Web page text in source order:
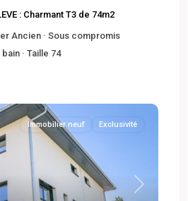
: Charmant T3 de 74m2
Ancien · Sous compromis
bain · Taille 74
Next
Immobilier neuf Exclusivité